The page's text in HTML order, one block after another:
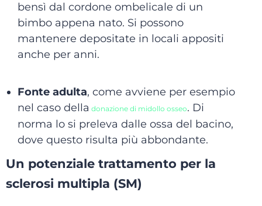
bensì dal cordone ombelicale di un
bimbo appena nato. Si possono
mantenere depositate in locali appositi
anche per anni.
Fonte adulta, come avviene per esempio
nel caso della donazione di midollo osseo. Di
norma lo si preleva dalle ossa del bacino,
dove questo risulta più abbondante.
Un potenziale trattamento per la
sclerosi multipla (SM)